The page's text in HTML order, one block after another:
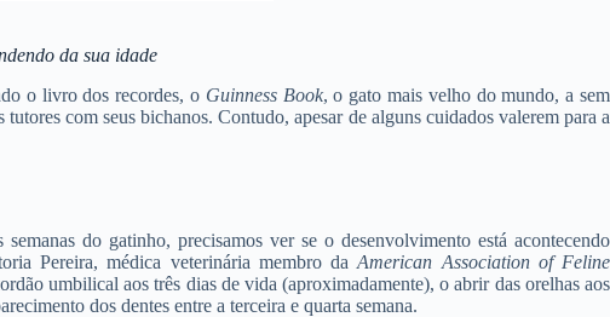
da sua idade
o livro dos recordes, o Guinness Book, o gato mais velho do mundo, a sem
com seus bichanos. Contudo, apesar de alguns cuidados valerem para a
do gatinho, precisamos ver se o desenvolvimento está acontecendo
Pereira, médica veterinária membro daAmerican Association of Feline
umbilical aos três dias de vida (aproximadamente), o abrir das orelhas aos
dos dentes entre a terceira e quarta semana.